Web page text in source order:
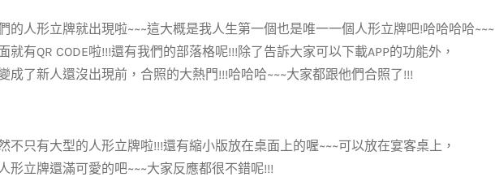
的人形立牌就出現啦~~~這大概是我人生第一個也是唯一一個人形立牌吧!哈哈哈哈~~~
面就有QR CODE啦!!!還有我們的部落格呢!!!除了告訴大家可以下載APP的功能外，
成了新人還沒出現前，合照的大熱門!!!哈哈哈~~~大家都跟他們合照了!!!
不只有大型的人形立牌啦!!!還有縮小版放在桌面上的喔~~~可以放在宴客桌上，
形立牌還滿可愛的吧~~~大家反應都很不錯呢!!!